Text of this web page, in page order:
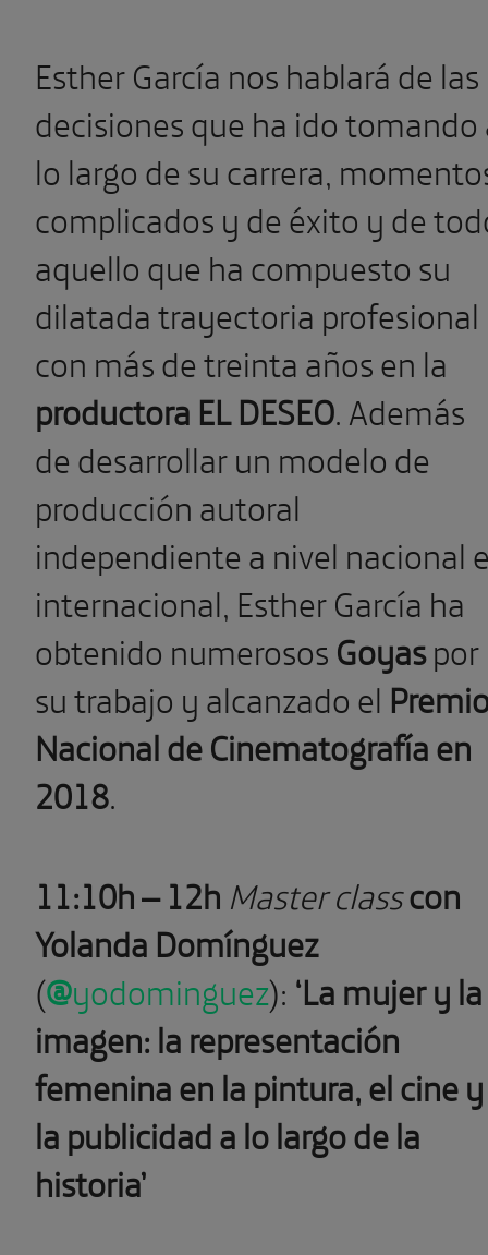
Esther García nos hablará de las
decisiones que ha ido tomando
lo largo de su carrera,
complicados y de éxito y de
aquello que ha compuesto su
dilatada trayectoria profesional
con más de treinta años en la
productora EL DESEO. Además
de desarrollar un modelo de
producción autoral
independiente a nivel nacional
internacional, Esther García ha
obtenido numerososGoyaspor
su trabajo y alcanzado el
Nacional de Cinematografía en
2018.
11:10h – 12h Master classcon
Yolanda Domínguez
(@yodominguez): ‘La mujer y la
imagen: la representación
femenina en la pintura, el cine y
la publicidad a lo largo de la
historia’